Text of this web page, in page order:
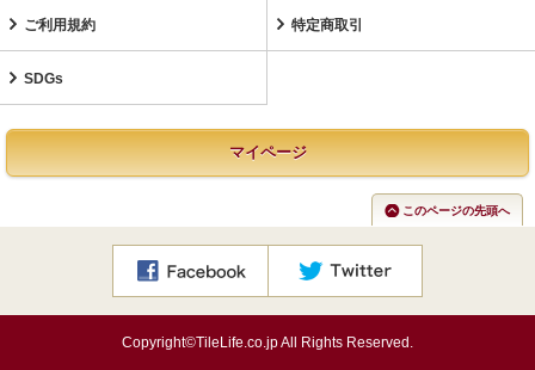
ご利用規約 特定商取引
SDGs
マイページ
このページの先頭へ
Copyright©TileLife.co.jp All Rights Reserved.